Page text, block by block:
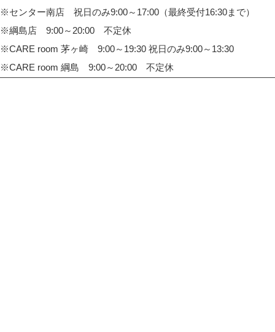
※センター南店 祝日のみ9:00～17:00（最終受付16:30まで）
※綱島店 9:00～20:00 不定休
※CARE room 茅ヶ崎 9:00～19:30 祝日のみ9:00～13:30
※CARE room 綱島 9:00～20:00 不定休